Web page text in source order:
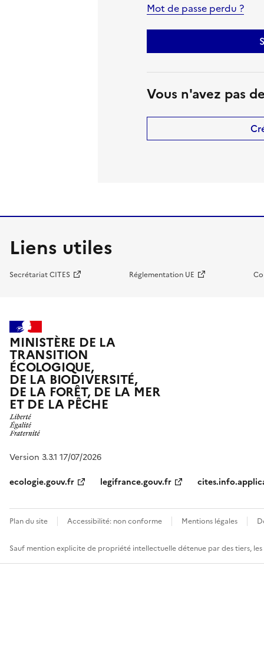
Mot de passe perdu ?
Vous n'avez pas
Liens utiles
Secrétariat CITES Réglementation UE
MINISTÈRE DE LA
TRANSITION
ÉCOLOGIQUE,
DE LA BIODIVERSITÉ,
DE LA FORÊT, DE LA MER
ET DE LA PÊCHE
Version 3.3.1 17/07/2026
ecologie.gouv.fr
legifrance.gouv.fr
Plan du site Accessibilité: non conforme Mentions légales
Sauf mention explicite de propriété intellectuelle détenue par des tiers,